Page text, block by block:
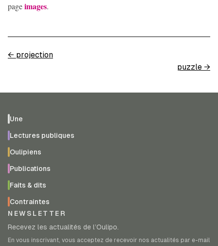
pageimages.
← projection
puzzle →
Une
Lectures publiques
Oulipiens
Publications
Faits & dits
Contraintes
NEWSLETTER
Recevez les actualités de l’Oulipo.
En vous inscrivant, vous acceptez de recevoir nos actualités par e-mail